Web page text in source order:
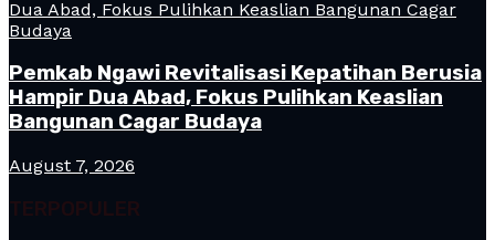
Pemkab Ngawi Revitalisasi Kepatihan Berusia
Hampir Dua Abad, Fokus Pulihkan Keaslian
Bangunan Cagar Budaya
August 7, 2026
TERPOPULER